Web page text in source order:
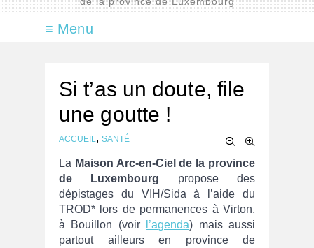
Si t’as un doute, file
une goutte !
ACCUEIL, SANTÉ
La Maison Arc-en-Ciel de la province
de Luxembourg propose des
dépistages du VIH/Sida à l’aide du
TROD* lors de permanences à Virton,
à Bouillon (voir
l’agenda) mais aussi
partout ailleurs en province de